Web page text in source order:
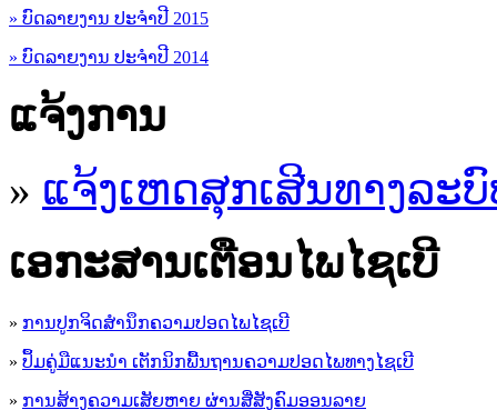
» ບົດລາຍງານ ປະຈຳປີ 2015
» ບົດລາຍງານ ປະຈຳປີ 2014
ແຈ້ງການ
» ແຈ້ງເຫດສຸກເສີນທາງລະ
ເອ​ກະ​ສານເຕືອນໄພໄຊເບີ
» ການປູກຈິດສໍານຶກຄວາມປອດໄພໄຊເບີ
» ປຶ້ມຄູ່ມືແນະນໍາ ເຕັກນິກພື້ນຖານຄວາມປອດໄພທາງໄຊເບີ
» ການສ້າງຄວາມເສັຍຫາຍ ຜ່ານສື່ສັງຄົມອອນລາຍ